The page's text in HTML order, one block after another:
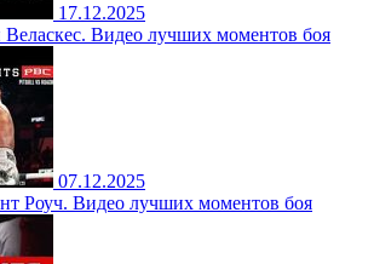
17.12.2025
Видео лучших моментов боя
07.12.2025
Роуч. Видео лучших моментов боя